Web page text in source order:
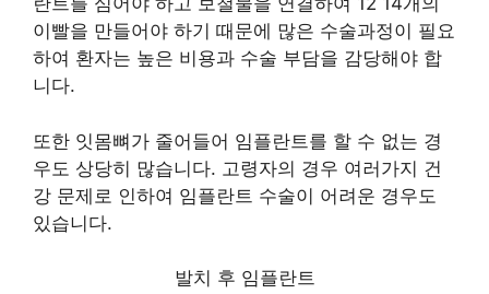
이빨을 만들어야 하기 때문에 많은 수술과정이 필요
하여 환자는 높은 비용과 수술 부담을 감당해야 합
니다.
또한 잇몸뼈가 줄어들어 임플란트를 할 수 없는 경
우도 상당히 많습니다. 고령자의 경우 여러가지 건
강 문제로 인하여 임플란트 수술이 어려운 경우도
있습니다.
발치 후 임플란트